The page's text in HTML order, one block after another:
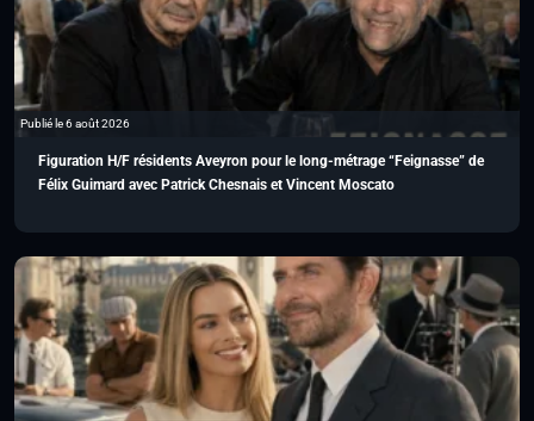
Publié le 6 août 2026
Figuration H/F résidents Aveyron pour le long-métrage “Feignasse” de
Félix Guimard avec Patrick Chesnais et Vincent Moscato